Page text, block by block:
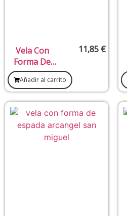
Vela Con
Forma De
Buho
11,85 €
Añadir al carrito